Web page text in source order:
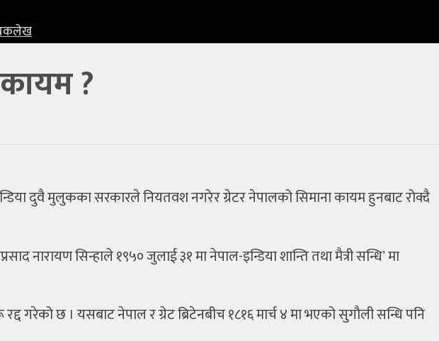
लेख
?
दुवै मुलुकका सरकारले नियतवश नगरेर ग्रेटर नेपालको सिमाना कायम हुनबाट रोक्दै
नारायण सिन्हाले १९५० जुलाई ३१ मा नेपाल-इन्डिया शान्ति तथा मैत्री सन्धिʼ मा
गरेको छ । यसबाट नेपाल र ग्रेट ब्रिटेनबीच १८१६ मार्च ४ मा भएको सुगौली सन्धि पनि